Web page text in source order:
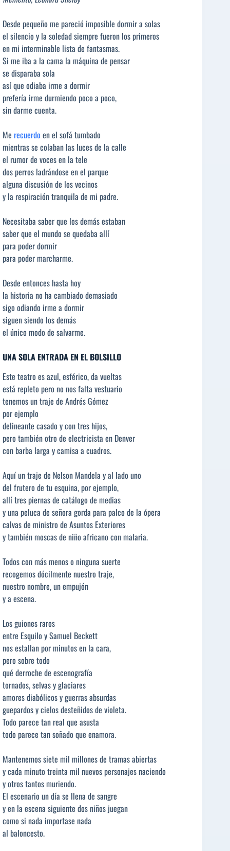
Desde pequeño me pareció imposible dormir a solas
el silencio y la soledad siempre fueron los primeros
en mi interminable lista de fantasmas.
Si me iba a la cama la máquina de pensar
se disparaba sola
así que odiaba irme a dormir
prefería irme durmiendo poco a poco,
sin darme cuenta.
Me recuerdo en el sofá tumbado
mientras se colaban las luces de la calle
el rumor de voces en la tele
dos perros ladrándose en el parque
alguna discusión de los vecinos
y la respiración tranquila de mi padre.
Necesitaba saber que los demás estaban
saber que el mundo se quedaba allí
para poder dormir
para poder marcharme.
Desde entonces hasta hoy
la historia no ha cambiado demasiado
sigo odiando irme a dormir
siguen siendo los demás
el único modo de salvarme.
UNA SOLA ENTRADA EN EL BOLSILLO
Este teatro es azul, esférico, da vueltas
está repleto pero no nos falta vestuario
tenemos un traje de Andrés Gómez
por ejemplo
delineante casado y con tres hijos,
pero también otro de electricista en Denver
con barba larga y camisa a cuadros.
Aquí un traje de Nelson Mandela y al lado uno
del frutero de tu esquina, por ejemplo,
allí tres piernas de catálogo de medias
y una peluca de señora gorda para palco de la ópera
calvas de ministro de Asuntos Exteriores
y también moscas de niño africano con malaria.
Todos con más menos o ninguna suerte
recogemos dócilmente nuestro traje,
nuestro nombre, un empujón
y a escena.
Los guiones raros
entre Esquilo y Samuel Beckett
nos estallan por minutos en la cara,
pero sobre todo
qué derroche de escenografía
tornados, selvas y glaciares
amores diabólicos y guerras absurdas
guepardos y cielos desteñidos de violeta.
Todo parece tan real que asusta
todo parece tan soñado que enamora.
Mantenemos siete mil millones de tramas abiertas
y cada minuto treinta mil nuevos personajes naciendo
y otros tantos muriendo.
El escenario un día se llena de sangre
y en la escena siguiente dos niños juegan
como si nada importase nada
al baloncesto.